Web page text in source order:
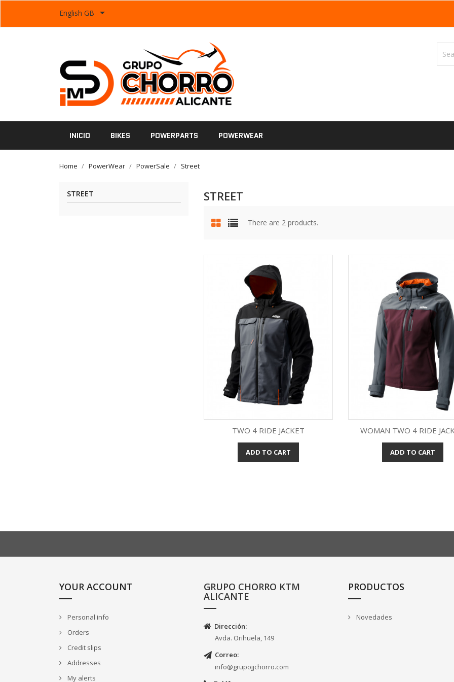
English GB 
INICIO BIKES POWERPARTS POWERWEAR
Home PowerWear PowerSale Street
STREET STREET
There are 2 products.
Quick view
TWO 4 RIDE JACKET
ADD TO CART Quick view
WOMAN TWO 4 RIDE
ADD TO CART
YOUR ACCOUNT
Personal info
Orders
Credit slips
Addresses
My alerts
GRUPO CHORRO KTM
ALICANTE
Dirección:
Avda. Orihuela, 149
Correo:
info@grupojjchorro.com
PRODUCTOS
Novedades